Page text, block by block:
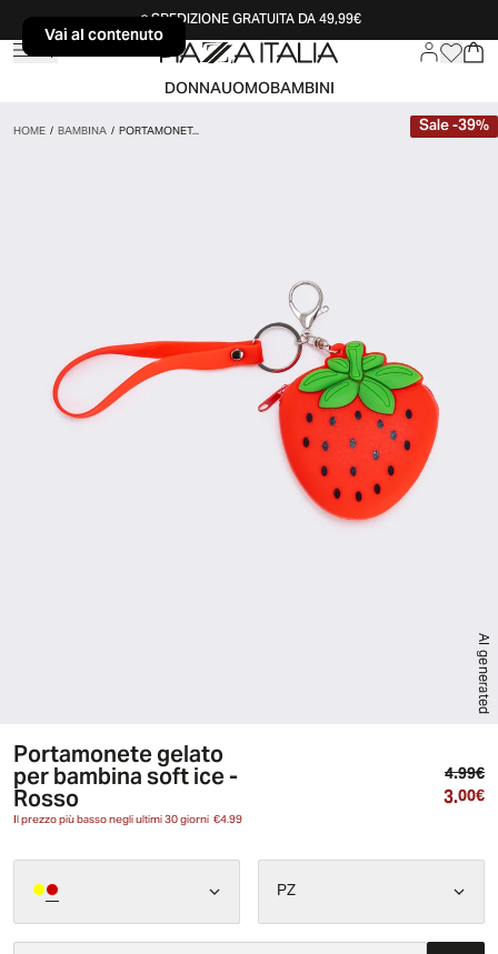
Vai al contenutoSPEDIZIONE GRATUITA DA 49,99€
DONNAUOMOBAMBINI
HOME/BAMBINA/PORTAMONET...
AI generated
Sale-39%
Portamonete gelato
per bambina soft ice -
Rosso
Il prezzo più basso negli ultimi 30 giorni€4.99
4.99€
3.00€
PZ
Vai al contenuto